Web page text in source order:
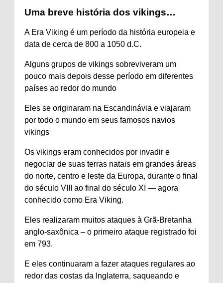
Uma breve história dos vikings…
A Era Viking é um período da história europeia e
data de cerca de 800 a 1050 d.C.
Alguns grupos de vikings sobreviveram um
pouco mais depois desse período em diferentes
países ao redor do mundo
Eles se originaram na Escandinávia e viajaram
por todo o mundo em seus famosos navios
vikings
Os vikings eram conhecidos por invadir e
negociar de suas terras natais em grandes áreas
do norte, centro e leste da Europa, durante o final
do século VIII ao final do século XI — agora
conhecido como Era Viking.
Eles realizaram muitos ataques à Grã-Bretanha
anglo-saxônica – o primeiro ataque registrado foi
em 793.
E eles continuaram a fazer ataques regulares ao
redor das costas da Inglaterra, saqueando e